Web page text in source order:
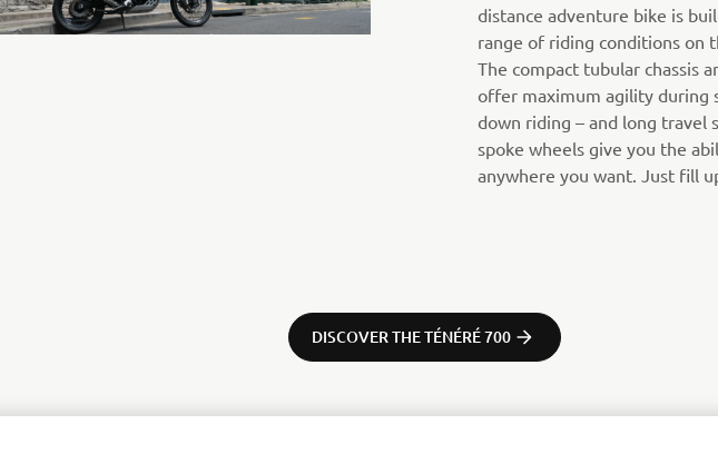
distance adventure bike is
range of riding conditions on
The compact tubular chassis
offer maximum agility during
down riding – and long travel
spoke wheels give you the
anywhere you want. Just fill
DISCOVER THE TÉNÉRÉ 700